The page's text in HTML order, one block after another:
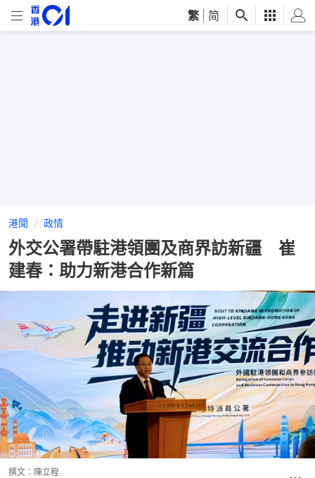
繁 简
港聞 政情
外交公署帶駐港領團及商界訪新疆 崔
建春：助力新港合作新篇
撰文： 陳立程